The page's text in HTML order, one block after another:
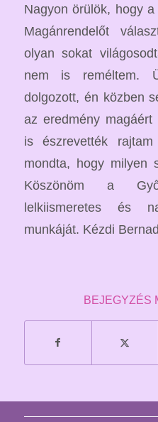
Nagyon örülök, hogy
Magánrendelőt
olyan sokat
nem is reméltem.
dolgozott, én közben
az eredmény
is észrevették
mondta, hogy milyen
Köszönöm a
lelkiismeretes és
munkáját. Kézdi
BEJEGYZÉS